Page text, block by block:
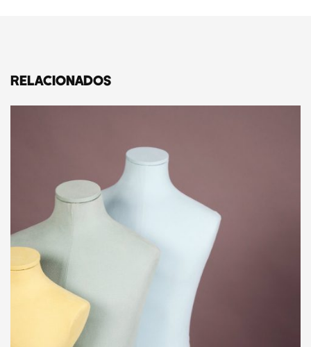
RELACIONADOS